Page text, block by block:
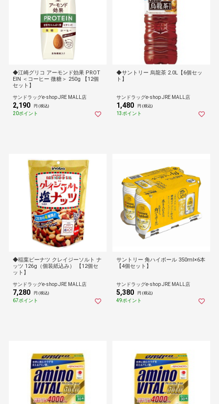
◆江崎グリコ アーモンド効果 PROT
EIN ＜コーヒー 微糖＞ 250g 【12個
セット】
サンドラッグe-shop JRE MALL店
2,190 円 (税込)
20ポイント
◆サントリー 烏龍茶 2.0L【6個セッ
ト】
サンドラッグe-shop JRE MALL店
1,480 円 (税込)
13ポイント
◆稲葉ピーナツ クレイジーソルト ナ
ッツ 126g（個装紙込み） 【12個セ
ット】
サンドラッグe-shop JRE MALL店
7,280 円 (税込)
67ポイント
サントリー 角ハイボール 350ml×6本
【4個セット】
サンドラッグe-shop JRE MALL店
5,380 円 (税込)
49ポイント